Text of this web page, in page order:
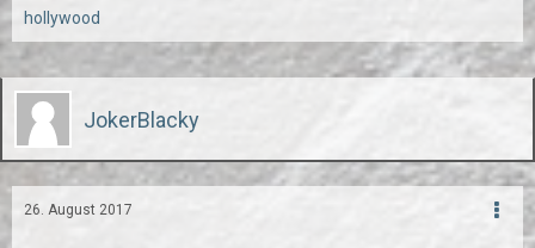
hollywood
JokerBlacky
26. August 2017